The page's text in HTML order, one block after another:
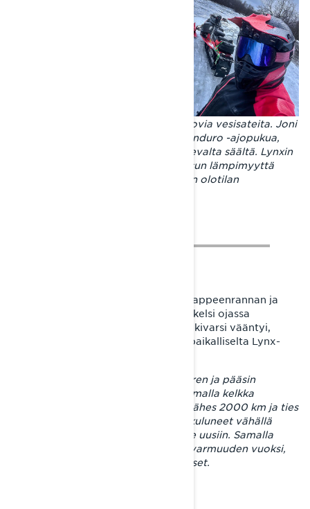
Lämpimiä ajopäivä, kylmiä öitä ja kovia vesisateita. Joni
käytti ajoreissullaan Lynx Stamina Enduro -ajopukua,
joka tarjosi loistavan suojan vaihtelevalta säältä. Lynxin
alus- ja välikerroksilla Joni sääteli asun lämpimyyttä
kulloisenkin sään mukaan pitääkseen olotilan
Tepposet hupeneva lumipeite teki Lappeenrannan ja
Imatran välillä, jossa kelkan keula sukelsi ojassa
lumikannen läpi ja osui kiveen. Ylätukivarsi vääntyi,
mutta onneksi apu löytyi Imatralta paikalliselta Lynx-
– Sain Vene-Hietsulta uuden tukivarren ja pääsin
pajottamaan kelkkaa sisätiloihin. Samalla kelkka
huollettiin, olihan reissua takana jo lähes 2000 km ja ties
minkä verran edessä. Sukset olivat kuluneet vähällä
lumella ajamisesta joten vaihdoin ne uusiin. Samalla
vaihdoin liukumuovit ja jääraapijat varmuuden vuoksi,
vaikka ne olivatkin vielä hyväkuntoiset.